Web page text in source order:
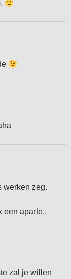
werken zeg.
een aparte..
zal je willen